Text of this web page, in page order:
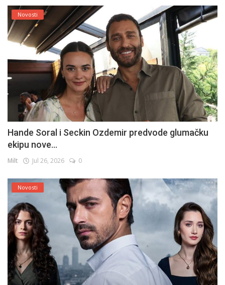
Novosti
Hande Soral i Seckin Ozdemir predvode glumačku
ekipu nove...
Milt Jul 26, 2026 0
Novosti